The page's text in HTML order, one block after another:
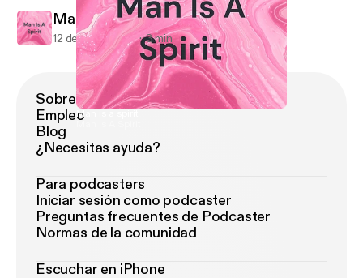
Man is a spirit
Man is a spirit
12 de jun de 2021 3 min
Sobre Podimo
Empleo
Blog
¿Necesitas ayuda?
Para podcasters
Iniciar sesión como podcaster
Preguntas frecuentes de Podcaster
Normas de la comunidad
Escuchar en iPhone